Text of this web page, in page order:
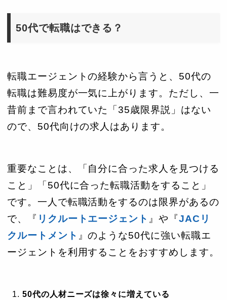
50代で転職はできる？
転職エージェントの経験から言うと、50代の
転職は難易度が一気に上がります。ただし、一
昔前まで言われていた「35歳限界説」はない
ので、50代向けの求人はあります。
重要なことは、「自分に合った求人を見つける
こと」「50代に合った転職活動をすること」
です。一人で転職活動をするのは限界があるの
で、『 リクルートエージェント 』や『JACリ
クルートメント 』のような50代に強い転職エ
ージェントを利用することをおすすめします。
50代の人材ニーズは徐々に増えている